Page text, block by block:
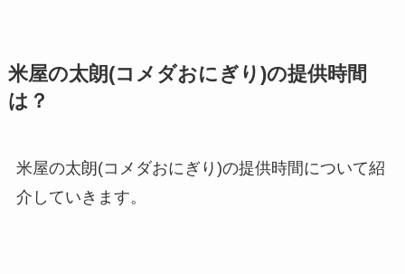
米屋の太朗(コメダおにぎり)の提供時間
は？
米屋の太朗(コメダおにぎり)の提供時間について紹
介していきます。